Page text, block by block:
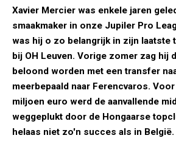
Xavier Mercier was enkele jaren
smaakmaker in onze Jupiler Pro
was hij o zo belangrijk in zijn laatste
bij OH Leuven. Vorige zomer zag hij
beloond worden met een transfer
meerbepaald naar Ferencvaros.
miljoen euro werd de aanvallende
weggeplukt door de Hongaarse
helaas niet zo'n succes als in